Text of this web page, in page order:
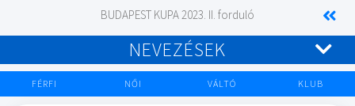
BUDAPEST KUPA 2023. II. forduló
NEVEZÉSEK
FÉRFI NŐI VÁLTÓ KLUB